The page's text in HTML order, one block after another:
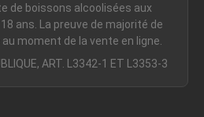
de boissons alcoolisées aux
ans. La preuve de majorité de
moment de la vente en ligne.
ART. L3342-1 ET L3353-3